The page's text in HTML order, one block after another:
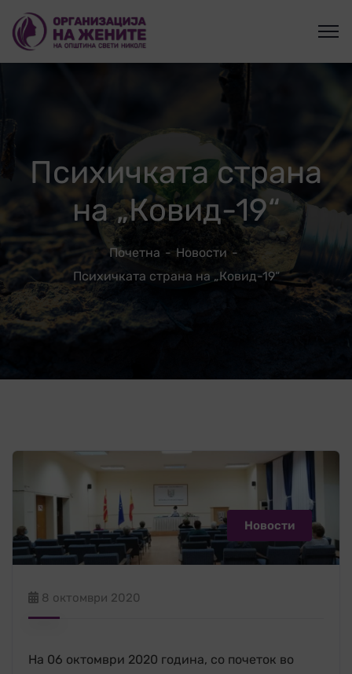
Психичката страна
на „Ковид-19“
Почетна
Новости
Психичката страна на „Ковид-19“
Новости
8 октомври 2020
На 06 октомври 2020 година, со почеток во